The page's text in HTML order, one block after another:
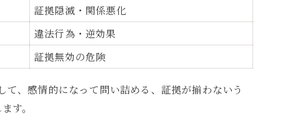
証拠隠滅・関係悪化
違法行為・逆効果
証拠無効の危険
、感情的になって問い詰める、証拠が揃わないう
す。